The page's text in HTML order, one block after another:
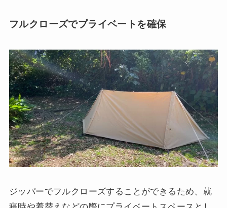
フルクローズでプライベートを確保
ジッパーでフルクローズすることができるため、就